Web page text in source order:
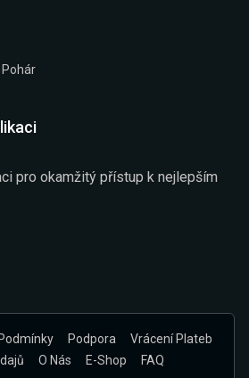
Pohár
pro okamžitý přístup k nejlepším
Podmínky Podpora
Vrácení Plateb
O Nás E-Shop FAQ